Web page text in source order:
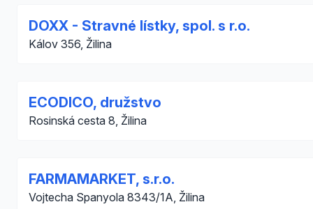
DOXX - Stravné lístky, spol. s r.o.
Kálov 356, Žilina
ECODICO, družstvo
Rosinská cesta 8, Žilina
FARMAMARKET, s.r.o.
Vojtecha Spanyola 8343/1A, Žilina